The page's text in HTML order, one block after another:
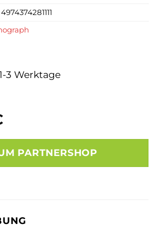
3 Werktage
PARTNERSHOP
4974374281111